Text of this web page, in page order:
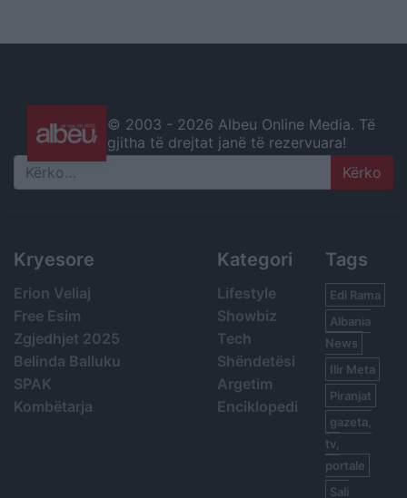
© 2003 - 2026 Albeu Online Media. Të
gjitha të drejtat janë të rezervuara!
Search
Kryesore
Erion Veliaj
Free Esim
Zgjedhjet 2025
Belinda Balluku
SPAK
Kombëtarja
Kategori
Lifestyle
Showbiz
Tech
Shëndetësi
Argetim
Enciklopedi
Tags
Edi Rama
Albania
News
Ilir Meta
Piranjat
gazeta,
tv,
portale
Sali